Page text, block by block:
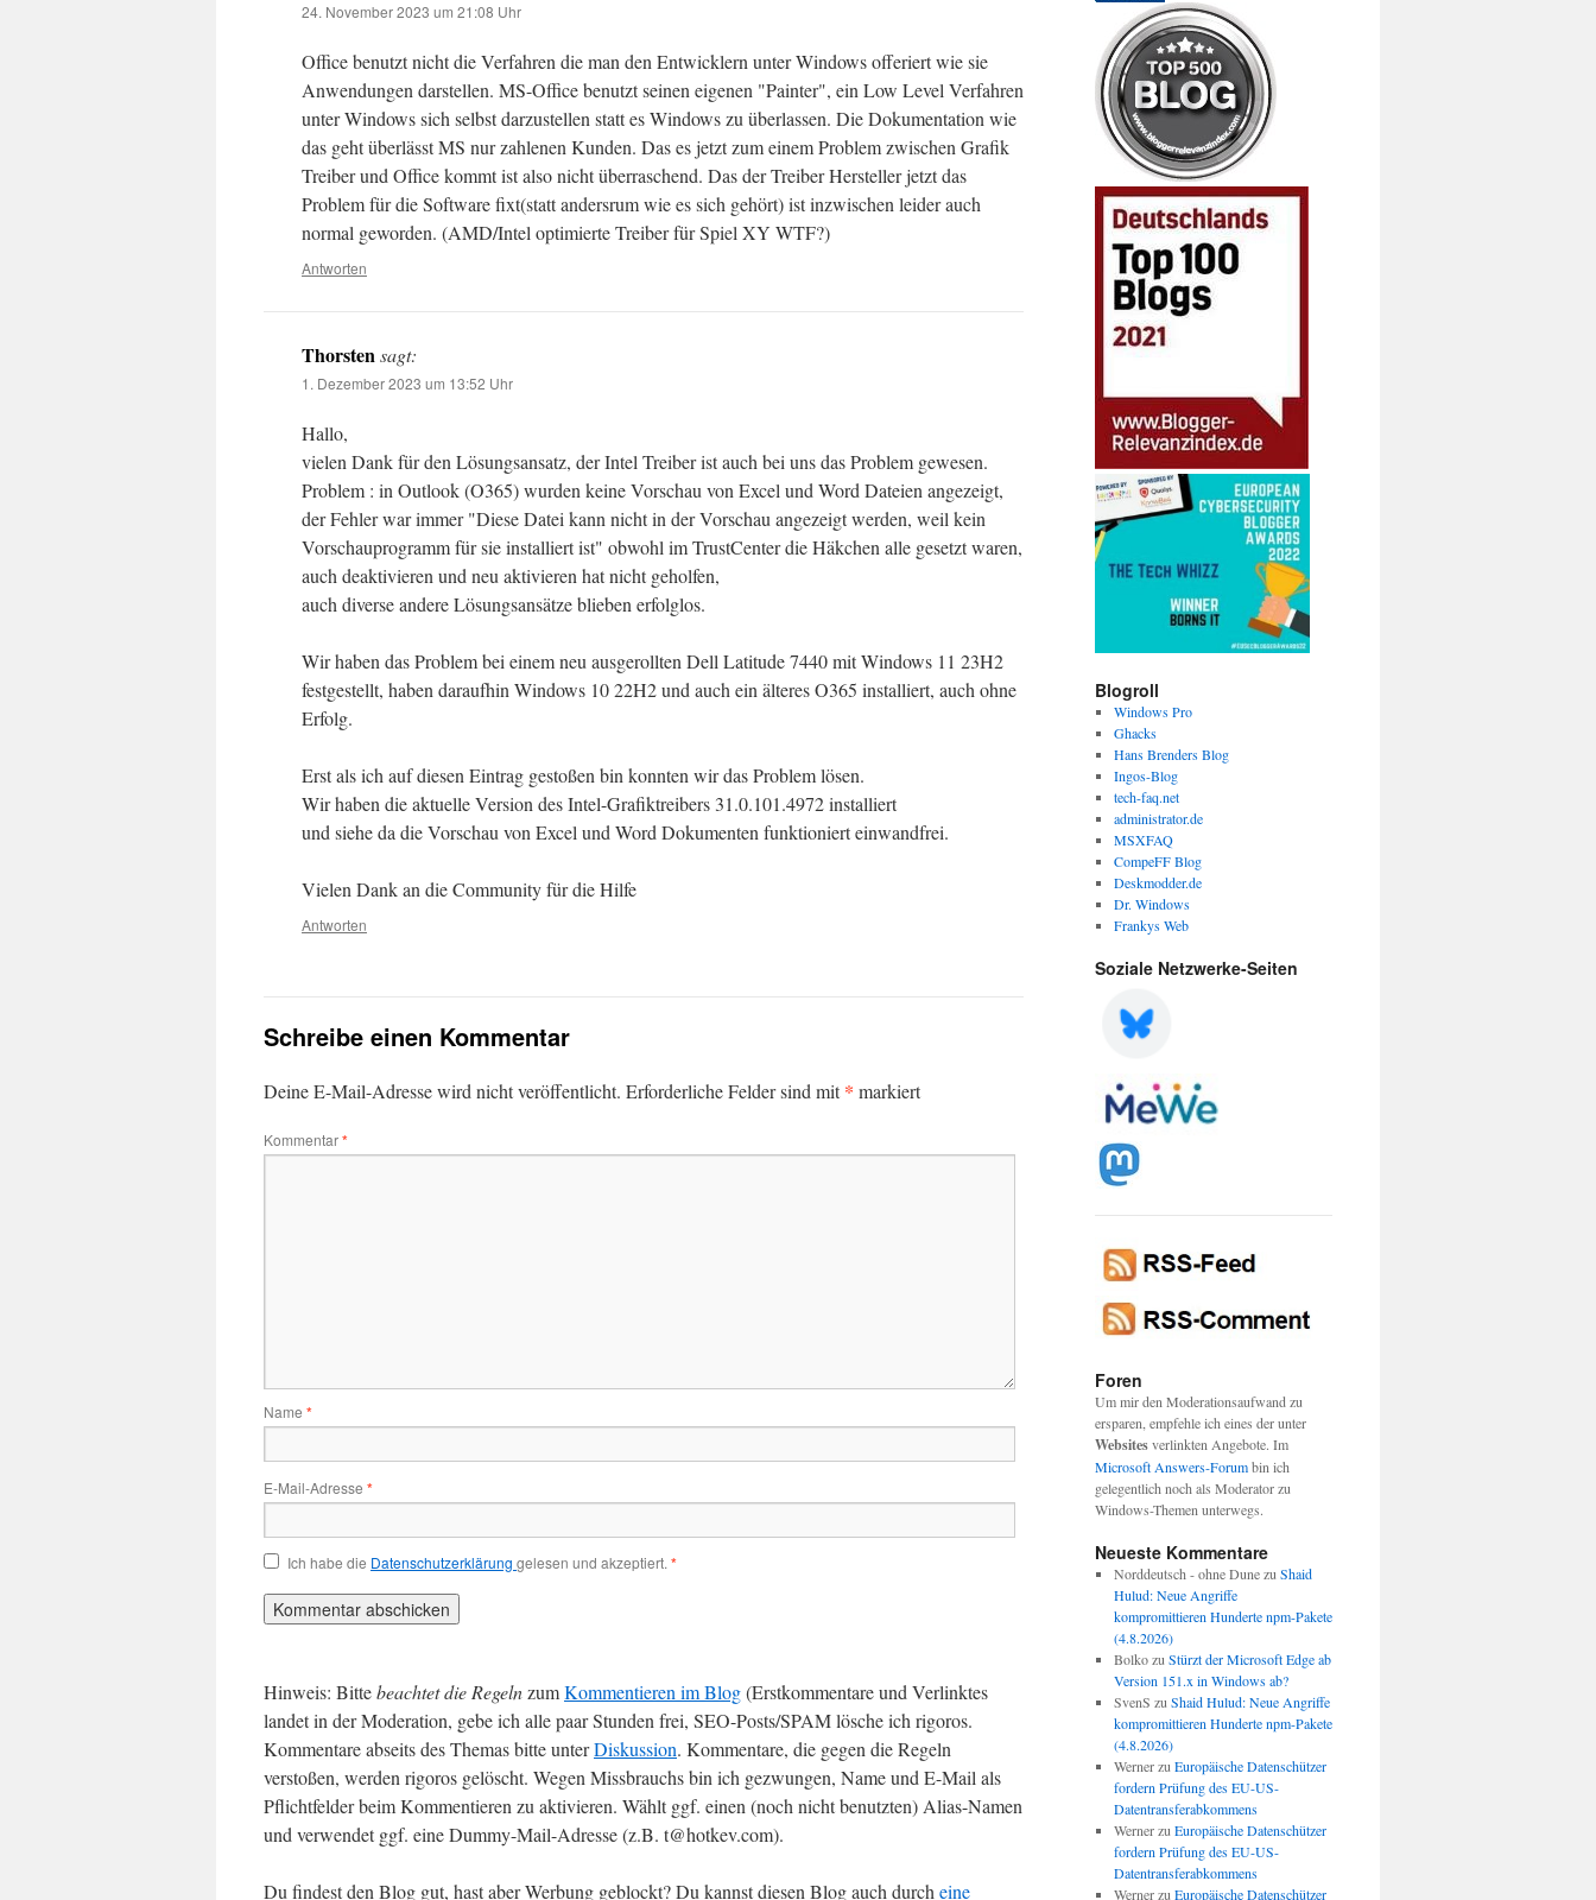
24. November 2023 um 21:08 Uhr
Office benutzt nicht die Verfahren die man den Entwicklern unter Windows offeriert wie sie
Anwendungen darstellen. MS-Office benutzt seinen eigenen "Painter", ein Low Level Verfahren
unter Windows sich selbst darzustellen statt es Windows zu überlassen. Die Dokumentation wie
das geht überlässt MS nur zahlenen Kunden. Das es jetzt zum einem Problem zwischen Grafik
Treiber und Office kommt ist also nicht überraschend. Das der Treiber Hersteller jetzt das
Problem für die Software fixt(statt andersrum wie es sich gehört) ist inzwischen leider auch
normal geworden. (AMD/Intel optimierte Treiber für Spiel XY WTF?)
Antworten
Thorstensagt:
1. Dezember 2023 um 13:52 Uhr
Hallo,
vielen Dank für den Lösungsansatz, der Intel Treiber ist auch bei uns das Problem gewesen.
Problem : in Outlook (O365) wurden keine Vorschau von Excel und Word Dateien angezeigt,
der Fehler war immer "Diese Datei kann nicht in der Vorschau angezeigt werden, weil kein
Vorschauprogramm für sie installiert ist" obwohl im TrustCenter die Häkchen alle gesetzt waren,
auch deaktivieren und neu aktivieren hat nicht geholfen,
auch diverse andere Lösungsansätze blieben erfolglos.
Wir haben das Problem bei einem neu ausgerollten Dell Latitude 7440 mit Windows 11 23H2
festgestellt, haben daraufhin Windows 10 22H2 und auch ein älteres O365 installiert, auch ohne
Erfolg.
Erst als ich auf diesen Eintrag gestoßen bin konnten wir das Problem lösen.
Wir haben die aktuelle Version des Intel-Grafiktreibers 31.0.101.4972 installiert
und siehe da die Vorschau von Excel und Word Dokumenten funktioniert einwandfrei.
Vielen Dank an die Community für die Hilfe
Antworten
Schreibe einen Kommentar
Deine E-Mail-Adresse wird nicht veröffentlicht. Erforderliche Felder sind mit* markiert
Kommentar*
Name *
E-Mail-Adresse *
Ich habe die Datenschutzerklärung gelesen und akzeptiert. *
Hinweis: Bittebeachtet die RegelnzumKommentieren im Blog(Erstkommentare und Verlinktes
landet in der Moderation, gebe ich alle paar Stunden frei, SEO-Posts/SPAM lösche ich rigoros.
Kommentare abseits des Themas bitte unterDiskussion. Kommentare, die gegen die Regeln
verstoßen, werden rigoros gelöscht. Wegen Missbrauchs bin ich gezwungen, Name und E-Mail als
Pflichtfelder beim Kommentieren zu aktivieren. Wählt ggf. einen (noch nicht benutzten) Alias-Namen
und verwendet ggf. eine Dummy-Mail-Adresse (z.B. t@hotkev.com).
Du findest den Blog gut, hast aber Werbung geblockt? Du kannst diesen Blog auch durch eine
Blogroll
Windows Pro
Ghacks
Hans Brenders Blog
Ingos-Blog
tech-faq.net
administrator.de
MSXFAQ
CompeFF Blog
Deskmodder.de
Dr. Windows
Frankys Web
Soziale Netzwerke-Seiten
Foren
Um mir den Moderationsaufwand zu
ersparen, empfehle ich eines der unter
Websitesverlinkten Angebote. Im
Microsoft Answers-Forumbin ich
gelegentlich noch als Moderator zu
Windows-Themen unterwegs.
Neueste Kommentare
Norddeutsch - ohne Dunezu Shaid
Hulud: Neue Angriffe
kompromittieren Hunderte npm-Pakete
(4.8.2026)
Bolkozu Stürzt der Microsoft Edge ab
Version 151.x in Windows ab?
SvenS zu Shaid Hulud: Neue Angriffe
kompromittieren Hunderte npm-Pakete
(4.8.2026)
Wernerzu Europäische Datenschützer
fordern Prüfung des EU-US-
Datentransferabkommens
Wernerzu Europäische Datenschützer
fordern Prüfung des EU-US-
Datentransferabkommens
Wernerzu Europäische Datenschützer